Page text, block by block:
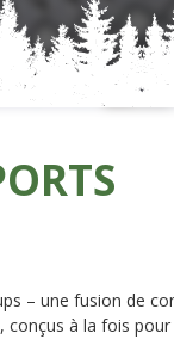
– une fusion de
à la fois